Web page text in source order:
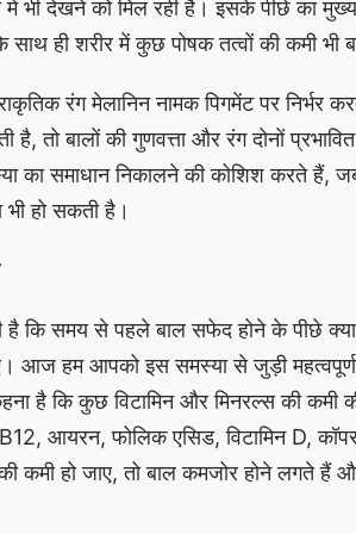
में भी देखने को मिल रही है। इसके पीछे का
ही शरीर में कुछ पोषक तत्वों की कमी भी
रंग मेलानिन नामक पिगमेंट पर निर्भर
है, तो बालों की गुणवत्ता और रंग दोनों
का समाधान निकालने की कोशिश करते हैं,
हो सकती है।
है कि समय से पहले बाल सफेद होने के पीछे
आज हम आपको इस समस्या से जुड़ी
है कि कुछ विटामिन और मिनरल्स की
B12, आयरन, फोलिक एसिड, विटामिन D,
कमी हो जाए, तो बाल कमजोर होने लगते हैं